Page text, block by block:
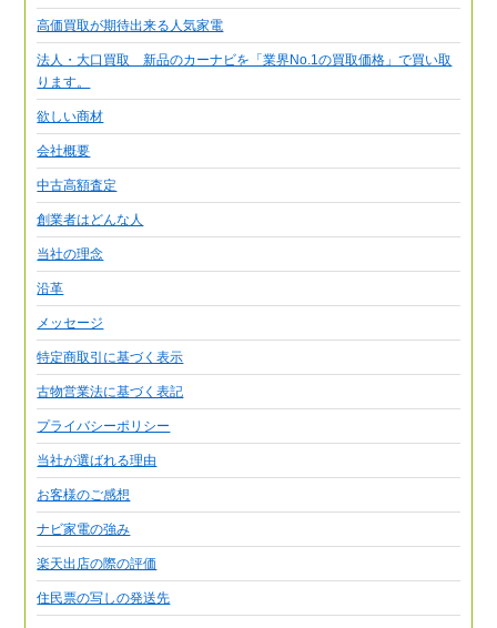
高価買取が期待出来る人気家電
法人・大口買取 新品のカーナビを「業界No.1の買取価格」で買い取
ります。
欲しい商材
会社概要
中古高額査定
創業者はどんな人
当社の理念
沿革
メッセージ
特定商取引に基づく表示
古物営業法に基づく表記
プライバシーポリシー
当社が選ばれる理由
お客様のご感想
ナビ家電の強み
楽天出店の際の評価
住民票の写しの発送先